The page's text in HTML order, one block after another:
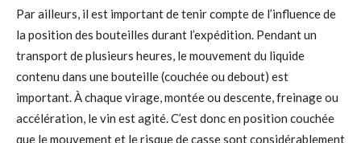
Par ailleurs, il est important de tenir compte de l’influence de
la position des bouteilles durant l’expédition. Pendant un
transport de plusieurs heures, le mouvement du liquide
contenu dans une bouteille (couchée ou debout) est
important. À chaque virage, montée ou descente, freinage ou
accélération, le vin est agité. C’est donc en position couchée
que le mouvement et le risque de casse sont considérablement